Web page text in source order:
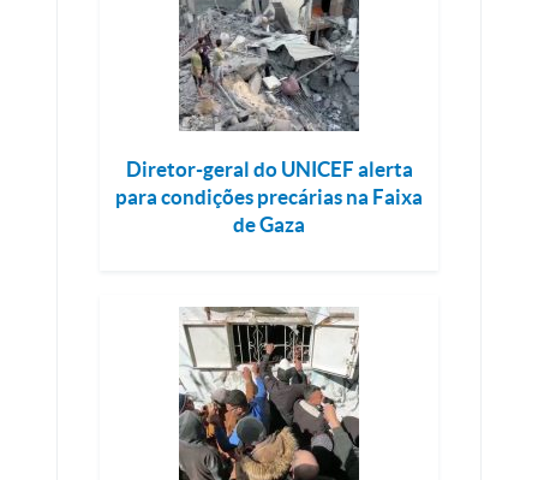
Diretor-geral do UNICEF alerta
para condições precárias na Faixa
de Gaza